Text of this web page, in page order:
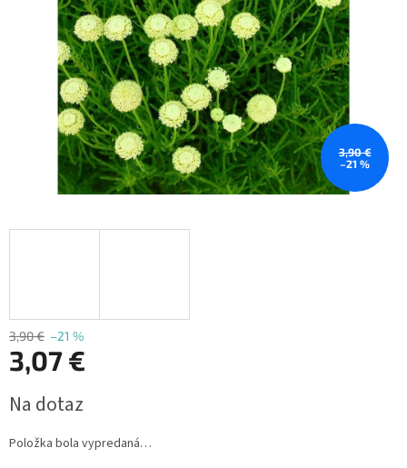
3,90 €
–21 %
3,90 € –21 %
3,07 €
cena:
Na dotaz
Položka bola vypredaná…